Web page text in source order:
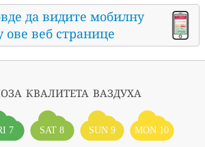
да видите мобилну
ове веб странице
квалитета ваздуха
7 SAT 8 SUN 9 MON 10